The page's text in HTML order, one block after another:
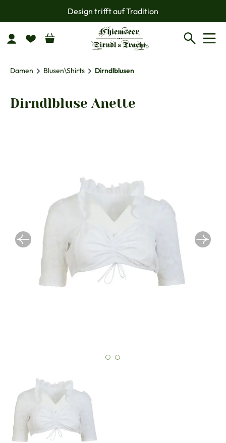
Zum Hauptinhalt springenDesign trifft auf Tradition
Damen Blusen\Shirts Dirndlblusen
Dirndlbluse Anette